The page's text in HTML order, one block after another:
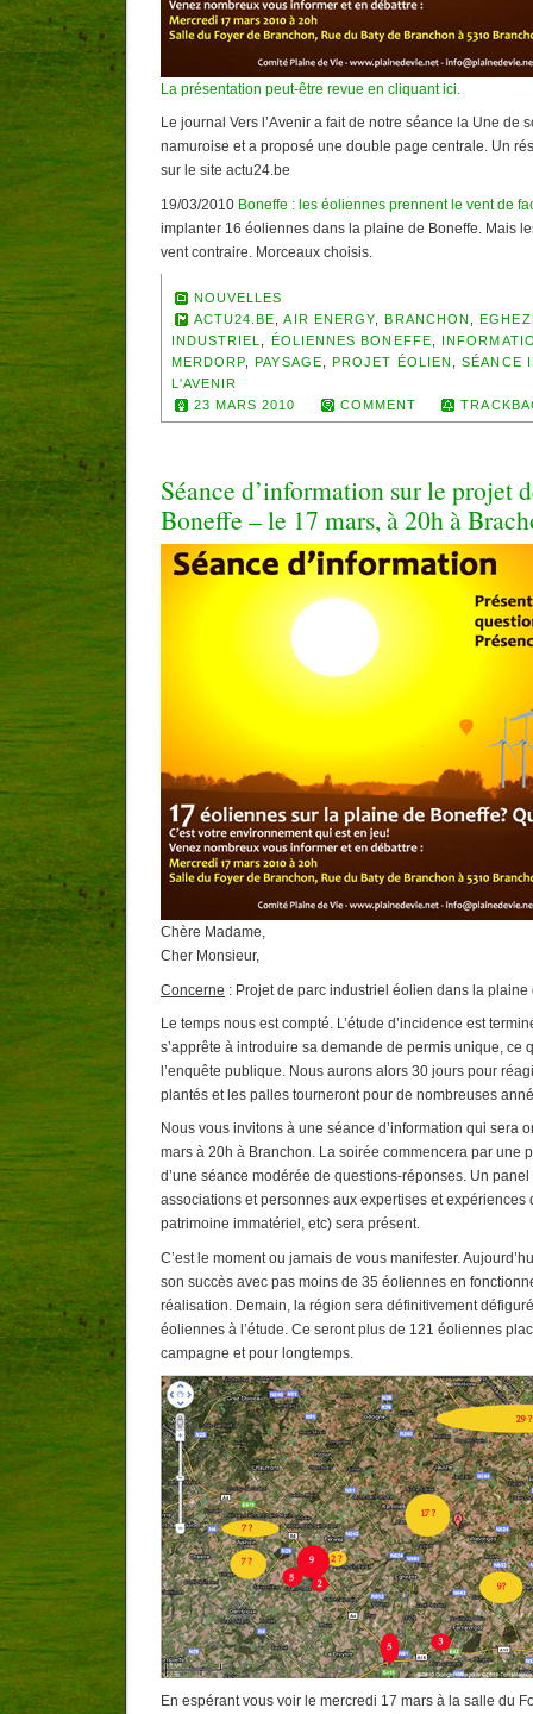
La présentation peut-être revue en cliquant ici.
Le journal Vers l’Avenir a fait de notre séance la Une de
namuroise et a proposé une double page centrale. Un
sur le site actu24.be
19/03/2010 Boneffe : les éoliennes prennent le vent de
implanter 16 éoliennes dans la plaine de Boneffe. Mais
vent contraire. Morceaux choisis.
NOUVELLES
ACTU24.BE
,AIR ENERGY ,BRANCHON ,
INDUSTRIEL
ÉOLIENNES BONEFFE
MERDORP ,PAYSAGE ,PROJET ÉOLIEN ,SÉANCE
L'AVENIR
23 MARS 2010
COMMENT
Séance d’information sur le projet
Boneffe – le 17 mars, à 20h à
Chère Madame,
Cher Monsieur,
Concerne : Projet de parc industriel éolien dans la plaine
Le temps nous est compté. L’étude d’incidence est
s’apprête à introduire sa demande de permis unique, ce
l’enquête publique. Nous aurons alors 30 jours pour
plantés et les palles tourneront pour de nombreuses
Nous vous invitons à une séance d’information qui sera
mars à 20h à Branchon. La soirée commencera par une
d’une séance modérée de questions-réponses. Un
associations et personnes aux expertises et expériences
patrimoine immatériel, etc) sera présent.
C’est le moment ou jamais de vous manifester.
son succès avec pas moins de 35 éoliennes en
réalisation. Demain, la région sera définitivement
éoliennes à l’étude. Ce seront plus de 121 éoliennes
campagne et pour longtemps.
En espérant vous voir le mercredi 17 mars à la salle du